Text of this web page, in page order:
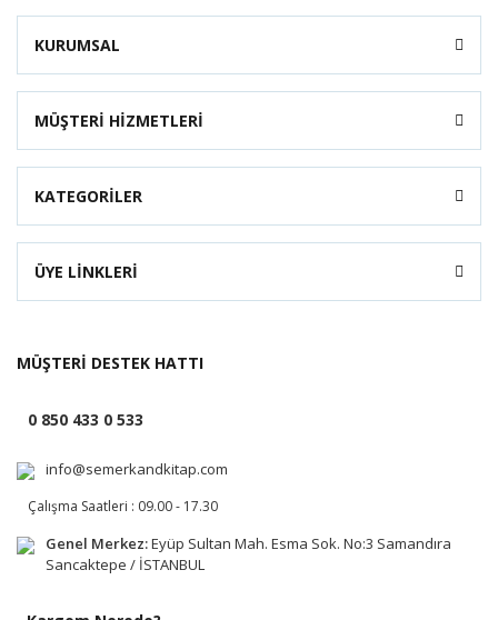
KURUMSAL
MÜŞTERİ HİZMETLERİ
KATEGORİLER
ÜYE LİNKLERİ
MÜŞTERİ DESTEK HATTI
0 850 433 0 533
info@semerkandkitap.com
Çalışma Saatleri : 09.00 - 17.30
Genel Merkez:Eyüp Sultan Mah. Esma Sok. No:3 Samandıra
Sancaktepe / İSTANBUL